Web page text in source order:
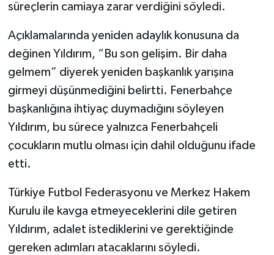
süreçlerin camiaya zarar verdiğini söyledi.
Açıklamalarında yeniden adaylık konusuna da
değinen Yıldırım, “Bu son gelişim. Bir daha
gelmem” diyerek yeniden başkanlık yarışına
girmeyi düşünmediğini belirtti. Fenerbahçe
başkanlığına ihtiyaç duymadığını söyleyen
Yıldırım, bu sürece yalnızca Fenerbahçeli
çocukların mutlu olması için dahil olduğunu ifade
etti.
Türkiye Futbol Federasyonu ve Merkez Hakem
Kurulu ile kavga etmeyeceklerini dile getiren
Yıldırım, adalet istediklerini ve gerektiğinde
gereken adımları atacaklarını söyledi.